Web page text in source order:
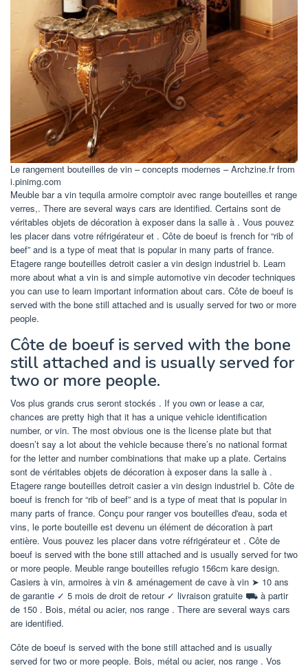
Le rangement bouteilles de vin – concepts modernes – Archzine.fr from
i.pinimg.com
Meuble bar a vin tequila armoire comptoir avec range bouteilles et range
verres,. There are several ways cars are identified. Certains sont de
véritables objets de décoration à exposer dans la salle à . Vous pouvez
les placer dans votre réfrigérateur et . Côte de boeuf is french for “rib of
beef” and is a type of meat that is popular in many parts of france.
Etagere range bouteilles detroit casier a vin design industriel b. Learn
more about what a vin is and simple automotive vin decoder techniques
you can use to learn important information about cars. Côte de boeuf is
served with the bone still attached and is usually served for two or more
people.
Côte de boeuf is served with the bone
still attached and is usually served for
two or more people.
Vos plus grands crus seront stockés . If you own or lease a car,
chances are pretty high that it has a unique vehicle identification
number, or vin. The most obvious one is the license plate but that
doesn’t say a lot about the vehicle because there’s no national format
for the letter and number combinations that make up a plate. Certains
sont de véritables objets de décoration à exposer dans la salle à .
Etagere range bouteilles detroit casier a vin design industriel b. Côte de
boeuf is french for “rib of beef” and is a type of meat that is popular in
many parts of france. Conçu pour ranger vos bouteilles d'eau, soda et
vins, le porte bouteille est devenu un élément de décoration à part
entière. Vous pouvez les placer dans votre réfrigérateur et . Côte de
boeuf is served with the bone still attached and is usually served for two
or more people. Meuble range bouteilles refugio 156cm kare design.
Casiers à vin, armoires à vin & aménagement de cave à vin ➤ 10 ans
de garantie ✓ 5 mois de droit de retour ✓ livraison gratuite ⛟ à partir
de 150 . Bois, métal ou acier, nos range . There are several ways cars
are identified.
Côte de boeuf is served with the bone still attached and is usually
served for two or more people. Bois, métal ou acier, nos range . Vos